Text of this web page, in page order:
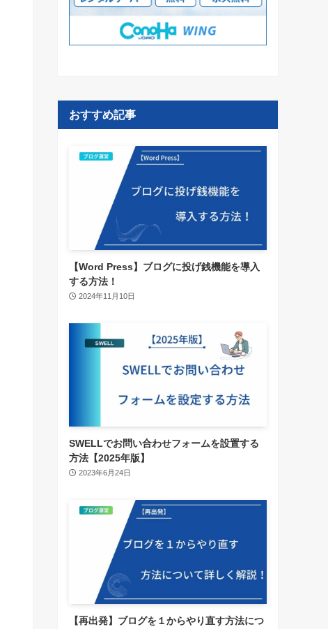
おすすめ記事
【Word Press】ブログに投げ銭機能を導入
する方法！
2024年11月10日
SWELLでお問い合わせフォームを設置する
方法【2025年版】
2023年6月24日
【再出発】ブログを１からやり直す方法につ